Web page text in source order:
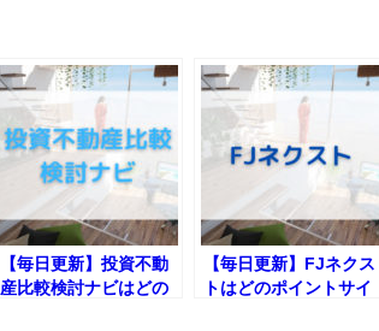
【毎日更新】投資不動
産比較検討ナビはどの
【毎日更新】FJネクス
トはどのポイントサイ